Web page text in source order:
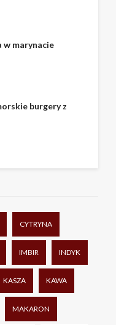
w marynacie
burgery z
CYTRYNA
IMBIR INDYK
KASZA KAWA
MAKARON